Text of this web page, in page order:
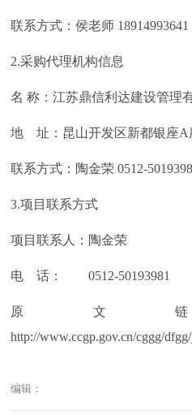
联系方式：侯老师 18914993641
2.采购代理机构信息
名 称：江苏鼎信利达建设管理
地 址：昆山开发区新都银座A
联系方式：陶金荣 0512-
3.项目联系方式
项目联系人：陶金荣
电 话： 0512-50193981
原文
http://www.ccgp.gov.cn/cggg/
编辑：